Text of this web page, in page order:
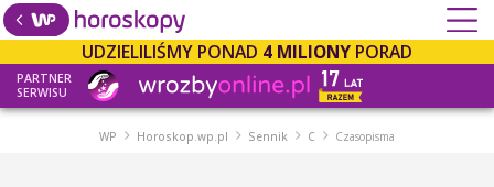
UDZIELILIŚMY PONAD 4 MILIONY PORAD
PARTNER
SERWISU
WP Horoskop.wp.pl Sennik C Czasopisma